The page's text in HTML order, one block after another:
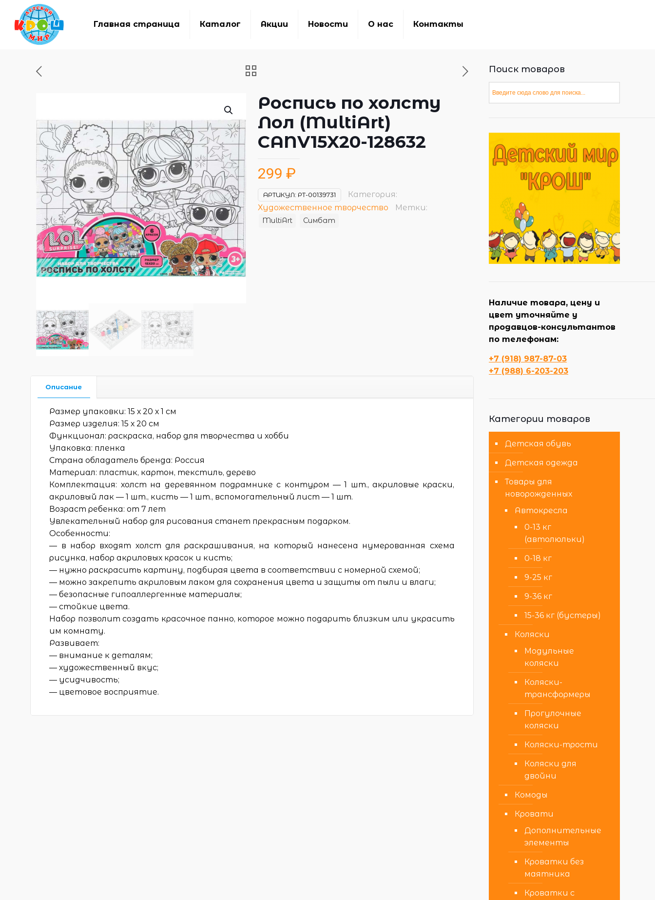
Главная страница Каталог Акции Новости О нас Контакты
Роспись по холсту
Лол (MultiArt)
CANV15X20-128632
299 ₽
АРТИКУЛ: РТ-00139731
Категория:
Художественное творчество
Метки:
MultiArt Симбат
Описание
Размер упаковки: 15 х 20 х 1 см
Размер изделия: 15 х 20 см
Функционал: раскраска, набор для творчества и хобби
Упаковка: пленка
Страна обладатель бренда: Россия
Материал: пластик, картон, текстиль, дерево
Комплектация: холст на деревянном подрамнике с контуром — 1 шт., акриловые краски,
акриловый лак — 1 шт., кисть — 1 шт., вспомогательный лист — 1 шт.
Возраст ребенка: от 7 лет
Увлекательный набор для рисования станет прекрасным подарком.
Особенности:
— в набор входят холст для раскрашивания, на который нанесена нумерованная схема
рисунка, набор акриловых красок и кисть;
— нужно раскрасить картину, подбирая цвета в соответствии с номерной схемой;
— можно закрепить акриловым лаком для сохранения цвета и защиты от пыли и влаги;
— безопасные гипоаллергенные материалы;
— стойкие цвета.
Набор позволит создать красочное панно, которое можно подарить близким или украсить
им комнату.
Развивает:
— внимание к деталям;
— художественный вкус;
— усидчивость;
— цветовое восприятие.
Поиск товаров
Наличие товара, цену и
цвет уточняйте у
продавцов-консультантов
по телефонам:
+7 (918) 987-87-03
+7 (988) 6-203-203
Категории товаров
Детская обувь
Детская одежда
Товары для
новорожденных
Автокресла
0-13 кг
(автолюльки)
0-18 кг
9-25 кг
9-36 кг
15-36 кг (бустеры)
Коляски
Модульные
коляски
Коляски-
трансформеры
Прогулочные
коляски
Коляски-трости
Коляски для
двойни
Комоды
Кровати
Дополнительные
элементы
Кроватки без
маятника
Кроватки с